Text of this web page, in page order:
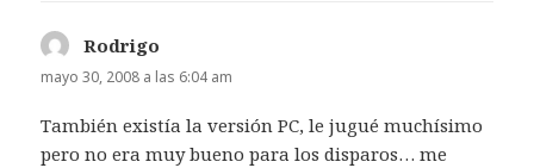
Rodrigo
mayo 30, 2008 a las 6:04 am
También existía la versión PC, le jugué muchísimo
pero no era muy bueno para los disparos… me